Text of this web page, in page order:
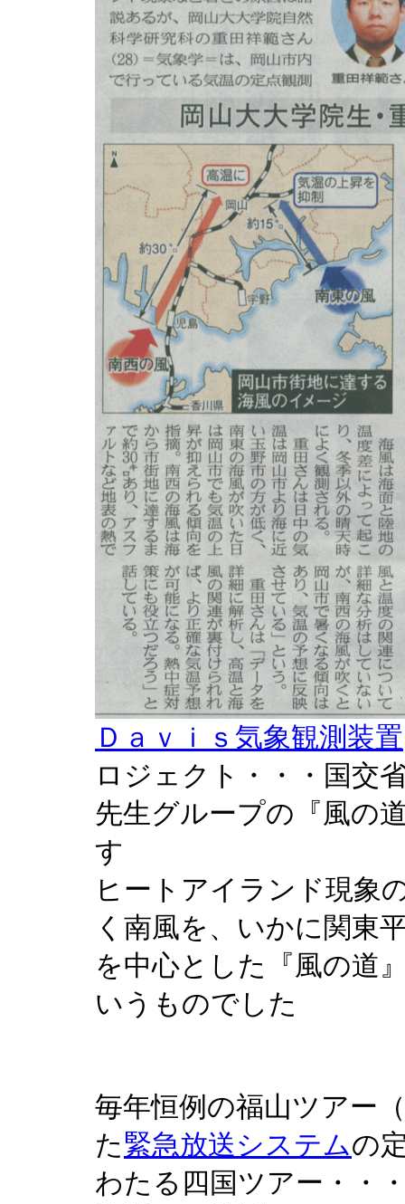
Ｄａｖｉｓ気象観測装置
ロジェクト・・・国交
先生グループの『風の
す
ヒートアイランド現象
く南風を、いかに関東
を中心とした『風の道
いうものでした
毎年恒例の福山ツアー
た 緊急放送システムの
わたる四国ツアー・・